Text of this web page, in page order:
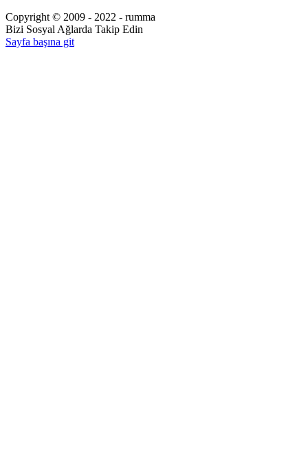
Copyright © 2009 - 2022 - rumma
Bizi Sosyal Ağlarda Takip Edin
Sayfa başına git